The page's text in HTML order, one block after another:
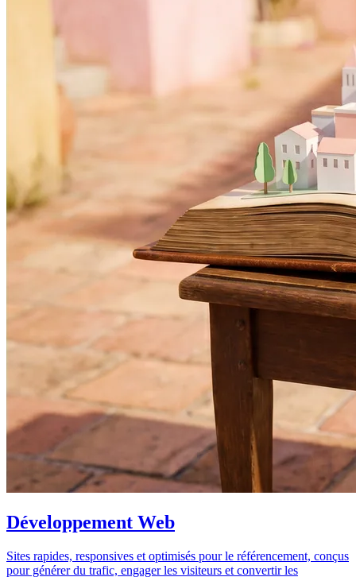
Développement Web
Sites rapides, responsives et optimisés pour le référencement, conçus
pour générer du trafic, engager les visiteurs et convertir les